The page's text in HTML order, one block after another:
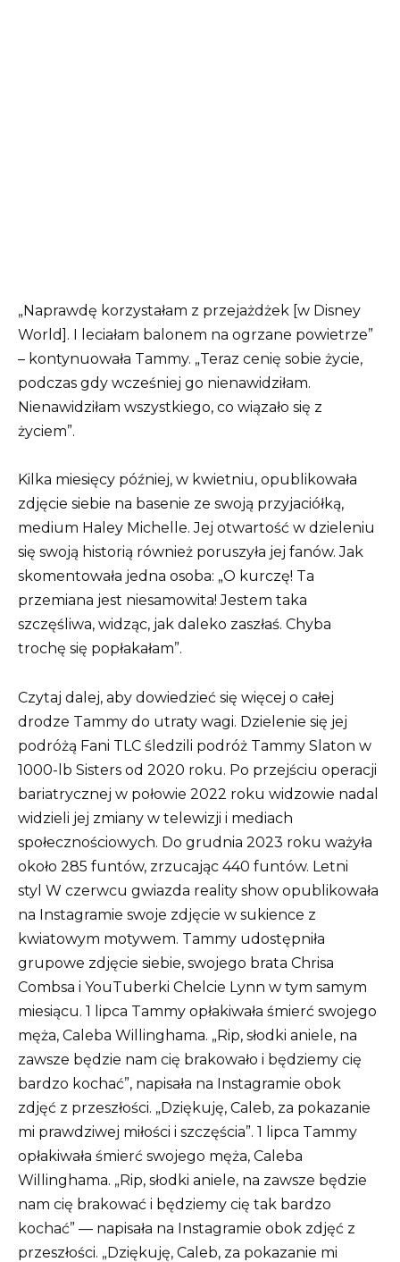
„Naprawdę korzystałam z przejażdżek [w Disney
World]. I leciałam balonem na ogrzane powietrze”
– kontynuowała Tammy. „Teraz cenię sobie życie,
podczas gdy wcześniej go nienawidziłam.
Nienawidziłam wszystkiego, co wiązało się z
życiem”.
Kilka miesięcy później, w kwietniu, opublikowała
zdjęcie siebie na basenie ze swoją przyjaciółką,
medium Haley Michelle. Jej otwartość w dzieleniu
się swoją historią również poruszyła jej fanów. Jak
skomentowała jedna osoba: „O kurczę! Ta
przemiana jest niesamowita! Jestem taka
szczęśliwa, widząc, jak daleko zaszłaś. Chyba
trochę się popłakałam”.
Czytaj dalej, aby dowiedzieć się więcej o całej
drodze Tammy do utraty wagi. Dzielenie się jej
podróżą Fani TLC śledzili podróż Tammy Slaton w
1000-lb Sisters od 2020 roku. Po przejściu operacji
bariatrycznej w połowie 2022 roku widzowie nadal
widzieli jej zmiany w telewizji i mediach
społecznościowych. Do grudnia 2023 roku ważyła
około 285 funtów, zrzucając 440 funtów. Letni
styl W czerwcu gwiazda reality show opublikowała
na Instagramie swoje zdjęcie w sukience z
kwiatowym motywem. Tammy udostępniła
grupowe zdjęcie siebie, swojego brata Chrisa
Combsa i YouTuberki Chelcie Lynn w tym samym
miesiącu. 1 lipca Tammy opłakiwała śmierć swojego
męża, Caleba Willinghama. „Rip, słodki aniele, na
zawsze będzie nam cię brakowało i będziemy cię
bardzo kochać”, napisała na Instagramie obok
zdjęć z przeszłości. „Dziękuję, Caleb, za pokazanie
mi prawdziwej miłości i szczęścia”. 1 lipca Tammy
opłakiwała śmierć swojego męża, Caleba
Willinghama. „Rip, słodki aniele, na zawsze będzie
nam cię brakować i będziemy cię tak bardzo
kochać” — napisała na Instagramie obok zdjęć z
przeszłości. „Dziękuję, Caleb, za pokazanie mi